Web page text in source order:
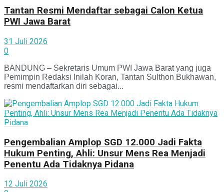
Tantan Resmi Mendaftar sebagai Calon Ketua
PWI Jawa Barat
31 Juli 2026
0
BANDUNG – Sekretaris Umum PWI Jawa Barat yang juga
Pemimpin Redaksi Inilah Koran, Tantan Sulthon Bukhawan,
resmi mendaftarkan diri sebagai...
Pengembalian Amplop SGD 12.000 Jadi Fakta
Hukum Penting, Ahli: Unsur Mens Rea Menjadi
Penentu Ada Tidaknya Pidana
12 Juli 2026